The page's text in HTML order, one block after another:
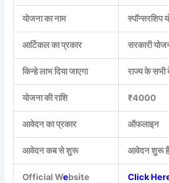
योजना का नाम स्पॉन्सरशिप
आर्टिकल का प्रकार सरकारी
किन्हे लाभ दिया जाएगा राज्य के सभी
योजना की राशि ₹4000
आवेदन का प्रकार ऑफलाइन
आवेदन कब से शुरू आवेदन शुरू
Official Website Click